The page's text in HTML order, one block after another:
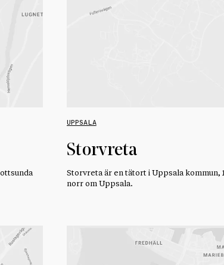
UPPSALA
Storvreta
Storvreta är en tätort i Uppsala kommun,
norr om Uppsala.